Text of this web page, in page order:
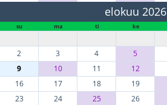
elokuu 2026
su ma ti ke
2
3 4 5
9
10 11 12
16
17 18 19
23
24 25 26